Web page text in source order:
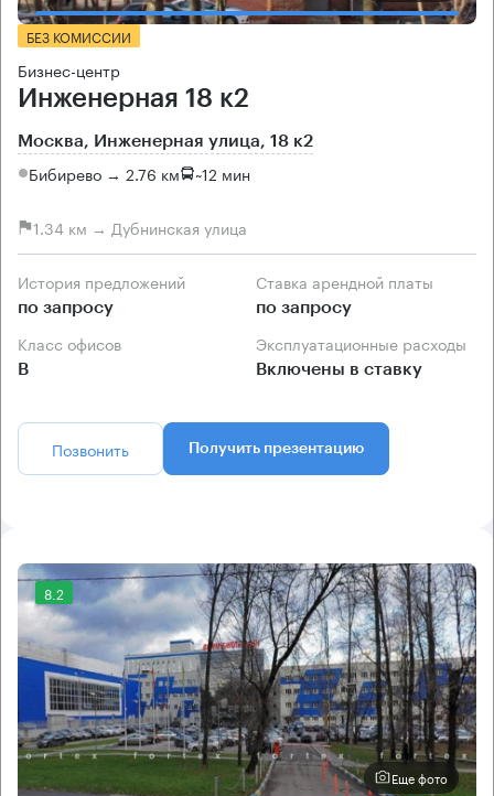
БЕЗ КОМИССИИ
Бизнес-центр
Инженерная 18 к2
Москва, Инженерная улица, 18 к2
Бибирево → 2.76 км ~12 мин
1.34 км → Дубнинская улица
История предложений
по запросу
Ставка арендной платы
по запросу
Класс офисов
B
Эксплуатационные расходы
Включены в ставку
Позвонить Получить презентацию
8.2
Еще фото